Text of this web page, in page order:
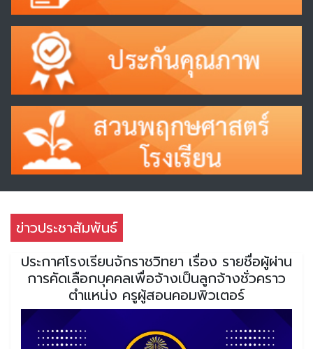
ข่าวประชาสัมพันธ์
ประกาศโรงเรียนจักราชวิทยา เรื่อง รายชื่อผู้ผ่าน
การคัดเลือกบุคคลเพื่อจ้างเป็นลูกจ้างชั่วคราว
ตำแหน่ง ครูผู้สอนคอมพิวเตอร์